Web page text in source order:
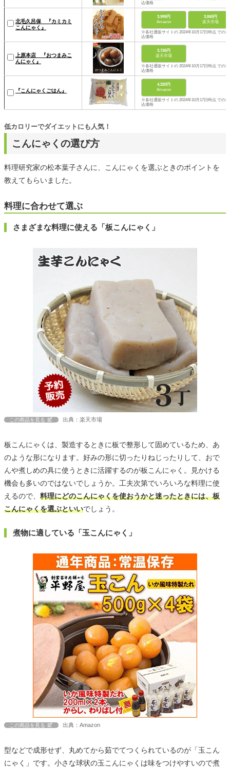
込価格
北毛久呂保 『カミカミ
こんにゃく』
3,999円
Amazon
3,840円
楽天市場
※各社通販サイトの 2024年10月17日時点 での税
込価格
上原本店 『おつまみこ
んにゃく』
3,726円
楽天市場
※各社通販サイトの 2024年10月17日時点 での税
込価格
『こんにゃくごはん』
4,320円
Amazon
※各社通販サイトの 2024年10月17日時点 での税
込価格
こんにゃくの選び方
低カロリーでダイエットにも人気！
料理研究家の松本葉子さんに、こんにゃくを選ぶときのポイントを
教えてもらいました。
料理に合わせて選ぶ
さまざまな料理に使える「板こんにゃく」
この商品を見る 出典：楽天市場
板こんにゃくは、製造するときに板で整形して固めているため、あ
のような形になります。好みの形に切ったりねじったりして、おで
んや煮しめの具に使うときに活躍するのが板こんにゃく。見かける
機会も多いのではないでしょうか。工夫次第でいろいろな料理に使
えるので、 料理にどのこんにゃくを使おうかと迷ったときには、板
こんにゃくを選ぶといいでしょう。
煮物に適している「玉こんにゃく」
この商品を見る 出典：Amazon
型などで成形せず、丸めてから茹でてつくられているのが「玉こん
にゃく」です。小さな球状の玉こんにゃくは味をつけやすいので煮